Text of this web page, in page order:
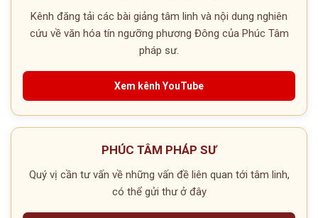
Kênh đăng tải các bài giảng tâm linh và nội dung nghiên
cứu về văn hóa tín ngưỡng phương Đông của Phúc Tâm
pháp sư.
Xem kênh YouTube
PHÚC TÂM PHÁP SƯ
Quý vị cần tư vấn về những vấn đề liên quan tới tâm linh,
có thể gửi thư ở đây